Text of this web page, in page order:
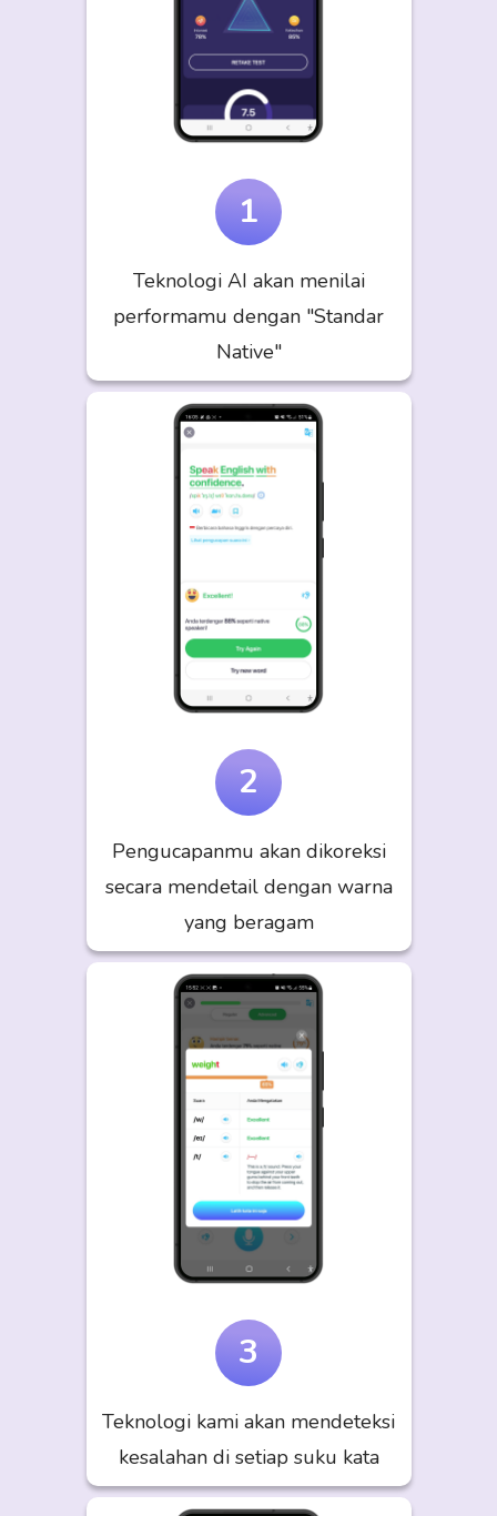
1
Teknologi AI akan menilai
performamu dengan "Standar
Native"
2
Pengucapanmu akan dikoreksi
secara mendetail dengan warna
yang beragam
3
Teknologi kami akan mendeteksi
kesalahan di setiap suku kata